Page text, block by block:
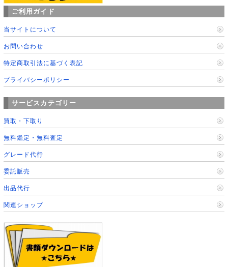
ご利用ガイド
当サイトについて
お問い合わせ
特定商取引法に基づく表記
プライバシーポリシー
サービスカテゴリー
買取・下取り
無料鑑定・無料査定
グレード代行
委託販売
出品代行
関連ショップ